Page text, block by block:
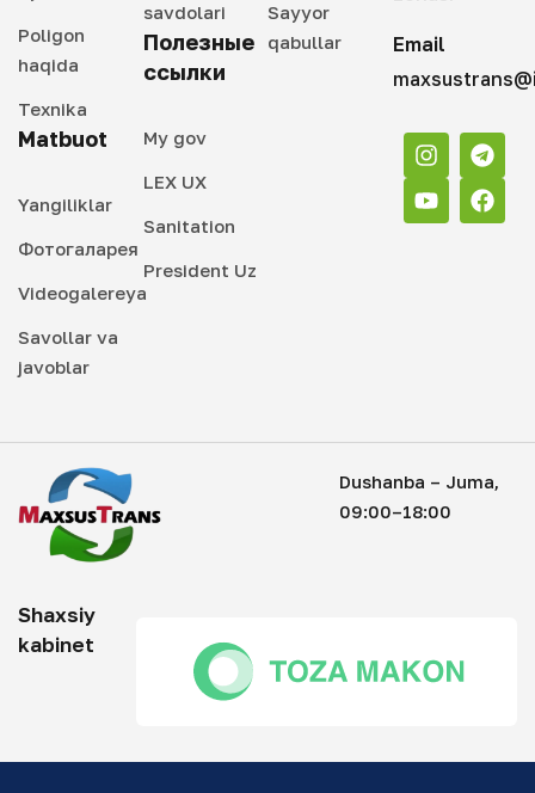
Poligon
haqida
Texnika
Matbuot
Yangiliklar
Фотогаларея
Videogalereya
Savollar va
javoblar
savdolari
Полезные
ссылки
My gov
LEX UX
Sanitation
President Uz
Sayyor
qabullar
Email
Dushanba – Juma,
09:00–18:00
Shaxsiy
kabinet